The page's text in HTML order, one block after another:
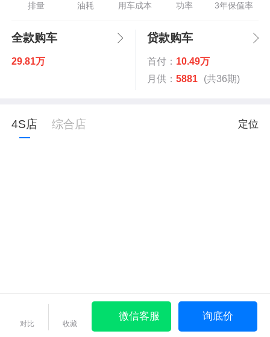
排量 油耗 用车成本 功率 3年保值率
全款购车
29.81万
贷款购车
首付： 10.49万
月供： 5881 (共36期)
4S店 综合店 定位
对比 收藏
微信客服 询底价